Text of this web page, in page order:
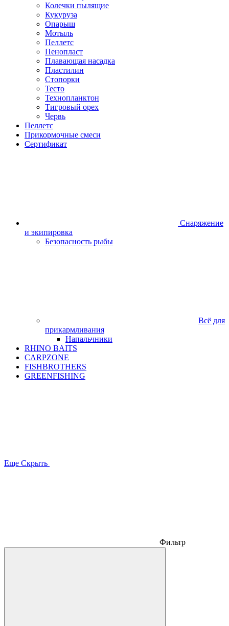
Колечки пылящие
Кукуруза
Опарыш
Мотыль
Пеллетс
Пенопласт
Плавающая насадка
Пластилин
Стопорки
Тесто
Технопланктон
Тигровый орех
Червь
Пеллетс
Прикормочные смеси
Сертификат
Снаряжение
и экипировка
Безопасность рыбы
Всё для
прикармливания
Напальчники
RHINO BAITS
CARPZONE
FISHBROTHERS
GREENFISHING
Еще Скрыть
Фильтр